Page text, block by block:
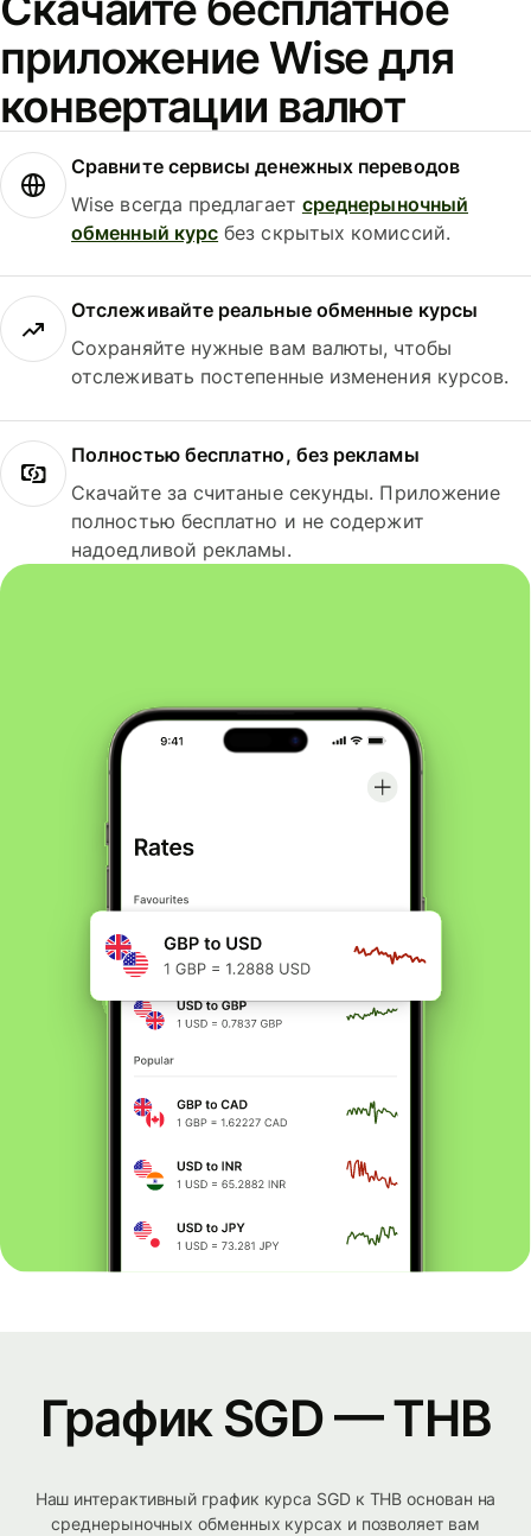
приложение Wise для
конвертации валют
Сравните сервисы денежных переводов
Wise всегда предлагает среднерыночный
обменный курс без скрытых комиссий.
Отслеживайте реальные обменные курсы
Сохраняйте нужные вам валюты, чтобы
отслеживать постепенные изменения курсов.
Полностью бесплатно, без рекламы
Скачайте за считаные секунды. Приложение
полностью бесплатно и не содержит
надоедливой рекламы.
График SGD — THB
Наш интерактивный график курса SGD к THB основан на
среднерыночных обменных курсах и позволяет вам